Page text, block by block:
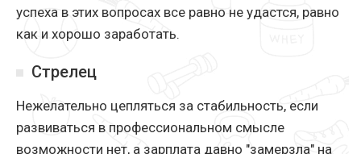
успеха в этих вопросах все равно не удастся, равно
как и хорошо заработать.
Стрелец
Нежелательно цепляться за стабильность, если
развиваться в профессиональном смысле
возможности нет, а зарплата давно "замерзла" на